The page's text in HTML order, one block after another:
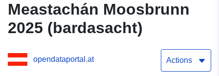
Meastachán Moosbrunn
2025 (bardasacht)
opendataportal.at Actions